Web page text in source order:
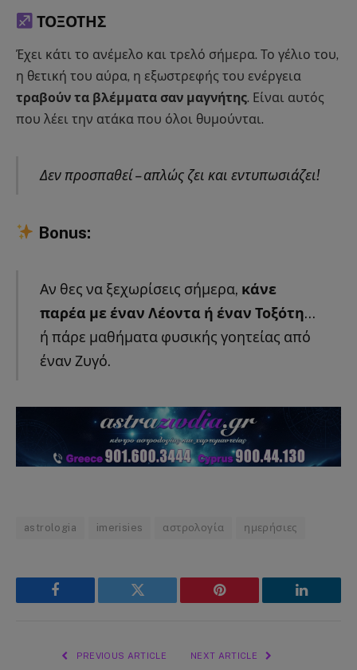
ΤΟΞΟΤΗΣ
Έχει κάτι το ανέμελο και τρελό σήμερα. Το γέλιο του,
η θετική του αύρα, η εξωστρεφής του ενέργεια
τραβούν τα βλέμματα σαν μαγνήτης. Είναι αυτός
που λέει την ατάκα που όλοι θυμούνται.
Δεν προσπαθεί – απλώς ζει και εντυπωσιάζει!
Bonus:
Αν θες να ξεχωρίσεις σήμερα, κάνε
παρέα με έναν Λέοντα ή έναν Τοξότη…
ή πάρε μαθήματα φυσικής γοητείας από
έναν Ζυγό.
astrologia imerisies αστρολογία ημερήσιες
Facebook Twitter Pinterest LinkedIn
PREVIOUS ARTICLE NEXT ARTICLE